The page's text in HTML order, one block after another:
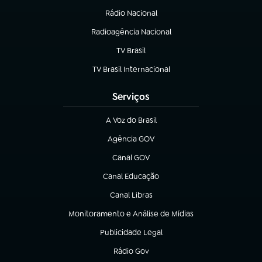
Rádio Nacional
Radioagência Nacional
(abre em nova aba)
TV Brasil
(abre em nova aba)
TV Brasil Internacional
(abre em nova aba)
Serviços
A Voz do Brasil
(abre em nova aba)
Agência GOV
(abre em nova aba)
Canal GOV
(abre em nova aba)
Canal Educação
(abre em nova aba)
Canal Libras
(abre em nova aba)
Monitoramento e Análise de Mídias
(abre em nova aba)
Publicidade Legal
(abre em nova aba)
Rádio Gov
(abre em nova aba)